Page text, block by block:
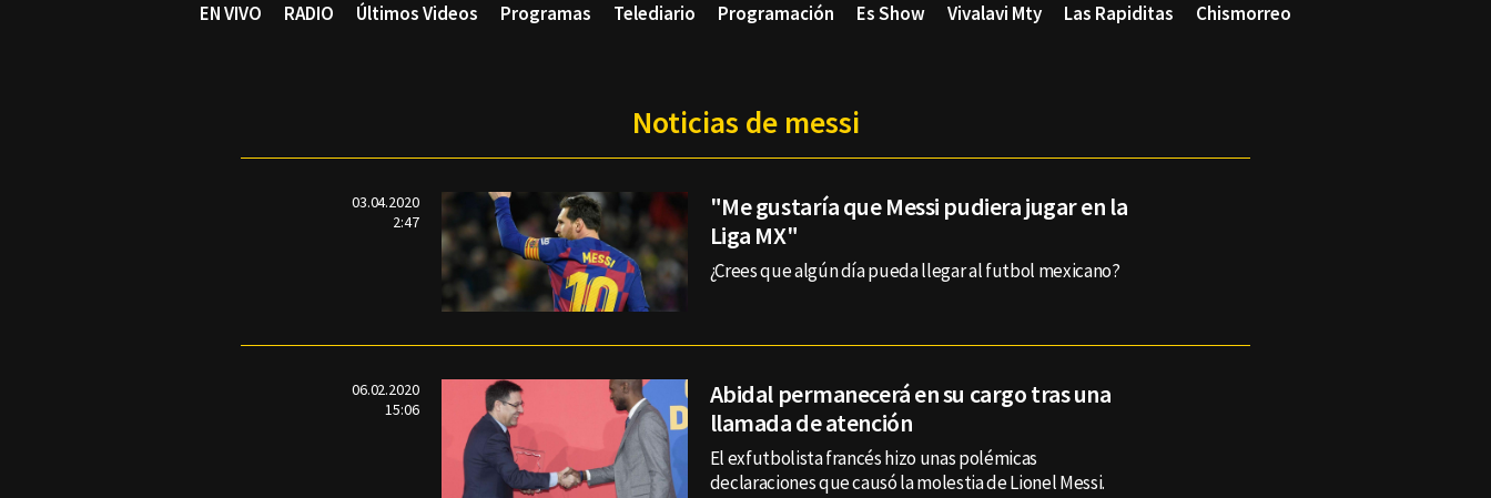
EN VIVO RADIO Últimos Videos Programas Telediario Programación Es Show Vivalavi Mty Las Rapiditas Chismorreo
Noticias de messi
03.04.2020
2:47
"Me gustaría que Messi pudiera jugar en la
Liga MX"
¿Crees que algún día pueda llegar al futbol mexicano?
06.02.2020
15:06
Abidal permanecerá en su cargo tras una
llamada de atención
El exfutbolista francés hizo unas polémicas
declaraciones que causó la molestia de Lionel Messi.